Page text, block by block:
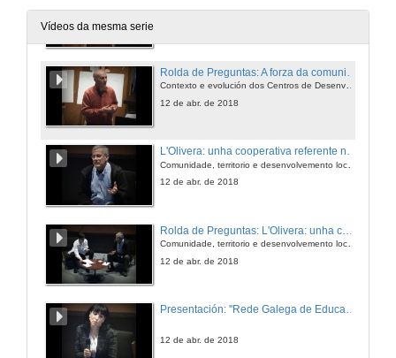
Vídeos da mesma serie
Contexto e evolución dos Centros de Desenvolvemento Rural
12 de abr. de 2018
L'Olivera: unha cooperativa referente na inclusión social
12 de abr. de 2018
Comunidade, territorio e desenvolvemento local desde 1974
12 de abr. de 2018
Presentación: ''Rede Galega de Educación e Desenvolvemento Rural''
12 de abr. de 2018